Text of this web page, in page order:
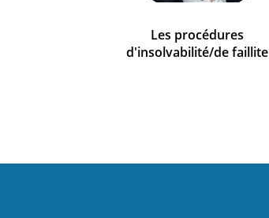
Les procédures
d'insolvabilité/de faillite